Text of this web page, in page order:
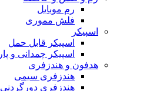
رم موبایل
فلش مموری
اسپیکر
اسپیکر قابل حمل
اسپیکر چمدانی و
هدفون و هندزفری
هندزفری سیمی
هندزفری دورگردنی